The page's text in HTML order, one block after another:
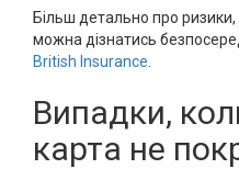
Більш детально про
можна дізнатись
British Insurance
Випадки,
карта не